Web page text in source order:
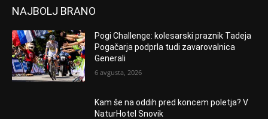
NAJBOLJ BRANO
Pogi Challenge: kolesarski praznik Tadeja
Pogačarja podprla tudi zavarovalnica
Generali
6 avgusta, 2026
Kam še na oddih pred koncem poletja? V
NaturHotel Snovik